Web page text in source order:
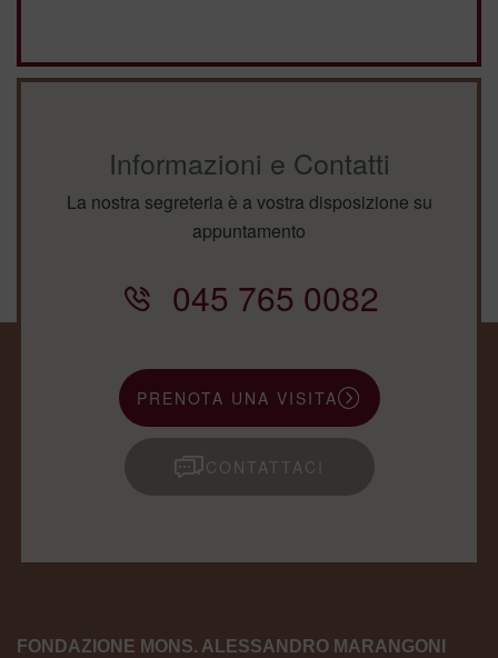
Informazioni e Contatti
La nostra segreteria è a vostra disposizione su
appuntamento
045 765 0082
PRENOTA UNA VISITA
CONTATTACI
FONDAZIONE MONS. ALESSANDRO MARANGONI